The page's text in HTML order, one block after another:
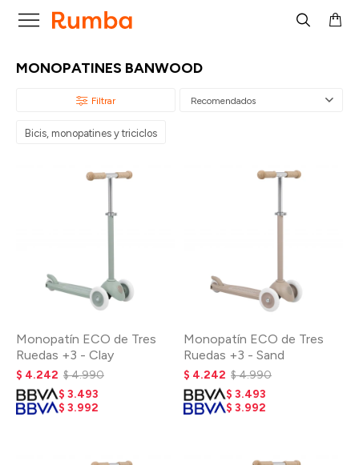

MONOPATINES BANWOOD
Recomendados
Bicis, monopatines y triciclos
Monopatín ECO de Tres
Ruedas +3 - Clay
$ 4.242 $4.990
$ 3.493
$ 3.992
Monopatín ECO de Tres
Ruedas +3 - Sand
$ 4.242 $4.990
$ 3.493
$ 3.992